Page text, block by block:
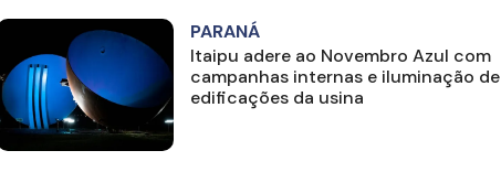
PARANÁ
Itaipu adere ao Novembro Azul com
campanhas internas e iluminação de
edificações da usina